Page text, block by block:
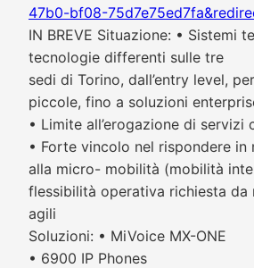
47b0-bf08-
IN BREVE Situazione: • Sistemi
tecnologie differenti sulle tre
sedi di Torino, dall’entry level,
piccole, fino a soluzioni
• Limite all’erogazione di servizi
• Forte vincolo nel rispondere
alla micro- mobilità (mobilità
flessibilità operativa richiesta da
agili
Soluzioni: • MiVoice MX-ONE
• 6900 IP Phones